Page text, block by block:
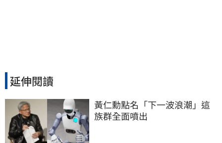
延伸閱讀
黃仁勳點名「下一波浪潮」這
族群全面噴出